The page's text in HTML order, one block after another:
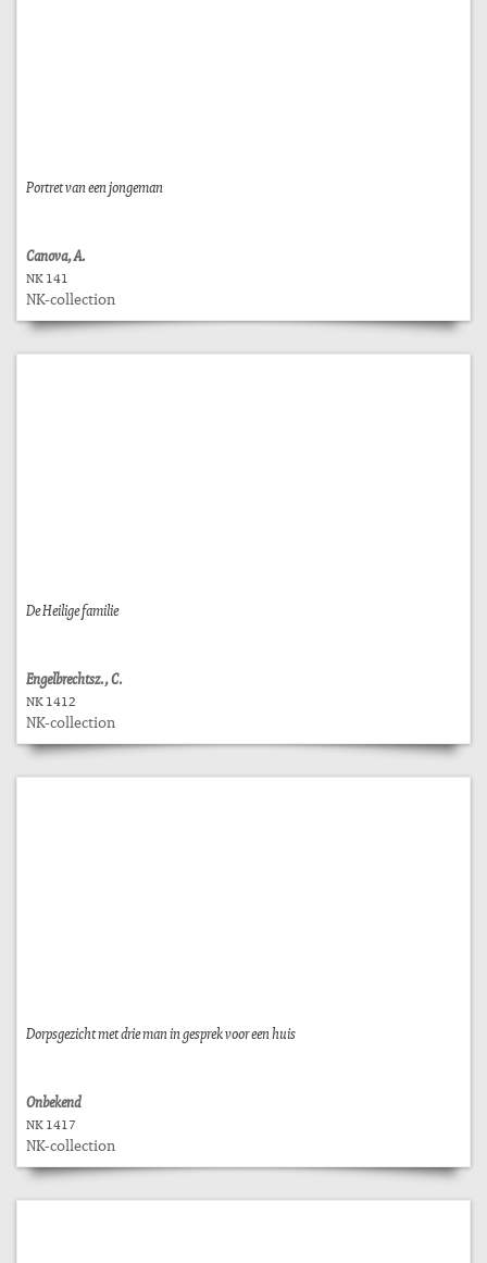
Portret van een jongeman
Canova, A.
NK 141
NK-collection
De Heilige familie
Engelbrechtsz., C.
NK 1412
NK-collection
Dorpsgezicht met drie man in gesprek voor een huis
Onbekend
NK 1417
NK-collection